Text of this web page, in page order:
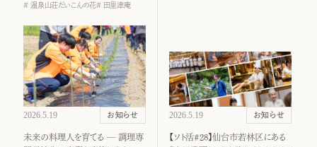
温泉山荘だいこんの花
田里津庵
2026.5.19 お知らせ
未来の料理人を育てる ― 調理専
2026.5.19 お知らせ
【ソト活#28】仙台市若林区にある